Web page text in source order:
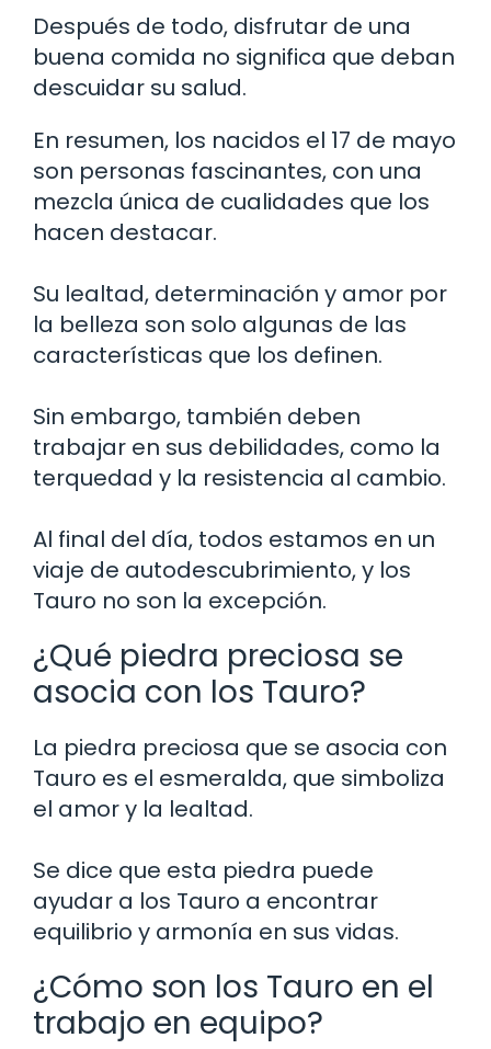
Después de todo, disfrutar de una
buena comida no significa que deban
descuidar su salud.
En resumen, los nacidos el 17 de mayo
son personas fascinantes, con una
mezcla única de cualidades que los
hacen destacar.
Su lealtad, determinación y amor por
la belleza son solo algunas de las
características que los definen.
Sin embargo, también deben
trabajar en sus debilidades, como la
terquedad y la resistencia al cambio.
Al final del día, todos estamos en un
viaje de autodescubrimiento, y los
Tauro no son la excepción.
¿Qué piedra preciosa se
asocia con los Tauro?
La piedra preciosa que se asocia con
Tauro es el esmeralda, que simboliza
el amor y la lealtad.
Se dice que esta piedra puede
ayudar a los Tauro a encontrar
equilibrio y armonía en sus vidas.
¿Cómo son los Tauro en el
trabajo en equipo?